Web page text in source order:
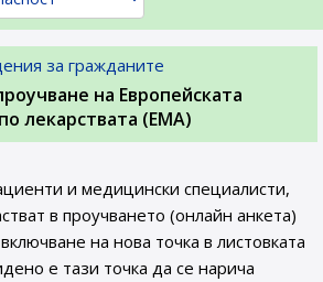
за гражданите
на Европейската
лекарствата (ЕМА)
и медицински специалисти,
в проучването (онлайн анкета)
на нова точка в листовката
е тази точка да се нарича